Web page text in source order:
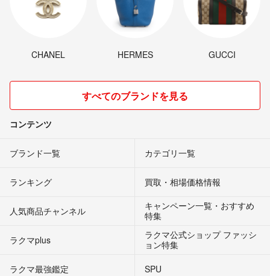
CHANEL HERMES GUCCI
すべてのブランドを見る
コンテンツ
ブランド一覧 カテゴリ一覧
ランキング 買取・相場価格情報
人気商品チャンネル
キャンペーン一覧・おすすめ
特集
ラクマplus
ラクマ公式ショップ ファッシ
ョン特集
ラクマ最強鑑定
SPU